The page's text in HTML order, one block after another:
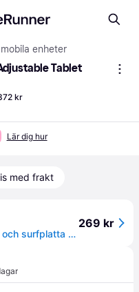
enheter
Tablet
kr
Lär dig hur
med frakt
UGREEN LP134 stativ för mobil och surfplatta – grå
269 kr